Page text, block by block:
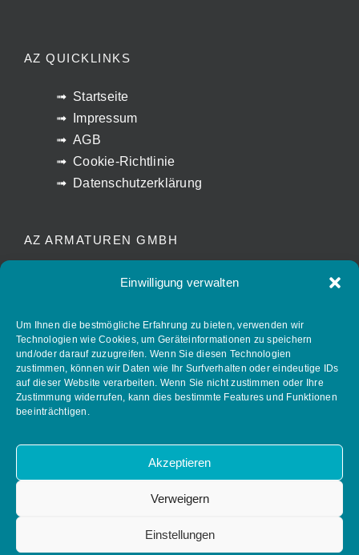
Einwilligung verwalten
Um Ihnen die bestmögliche Erfahrung zu bieten, verwenden wir
Technologien wie Cookies, um Geräteinformationen zu speichern
und/oder darauf zuzugreifen. Wenn Sie diesen Technologien
zustimmen, können wir Daten wie Ihr Surfverhalten oder eindeutige IDs
auf dieser Website verarbeiten. Wenn Sie nicht zustimmen oder Ihre
Zustimmung widerrufen, kann dies bestimmte Features und Funktionen
beeinträchtigen.
Akzeptieren
Verweigern
Einstellungen
AZ QUICKLINKS
Startseite
Impressum
AGB
Cookie-Richtlinie
Datenschutzerklärung
AZ ARMATUREN GMBH
Waldstrasse 7
info@az-armaturen.de
+ 49 (0) 7721 7504-0
FOLLOW AZ ARMATUREN